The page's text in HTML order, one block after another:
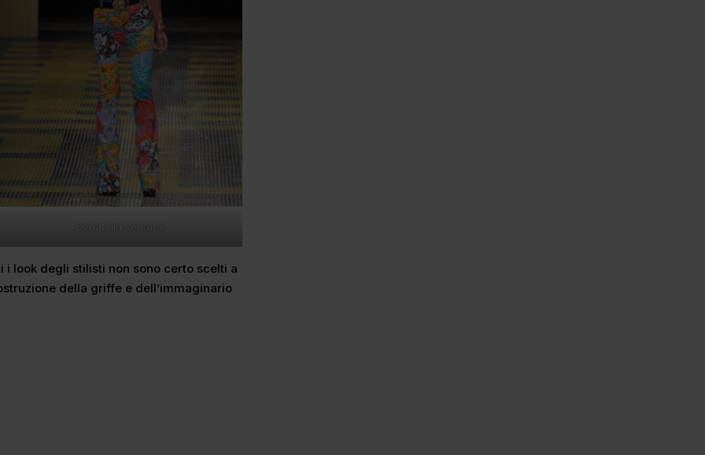
Donatella Versace
i look degli stilisti non sono certo scelti a
della griffe e dell’immaginario